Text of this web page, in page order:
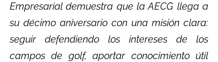
Empresarial demuestra que la AECG llega a
su décimo aniversario con una misión clara:
seguir defendiendo los intereses de los
campos de golf, aportar conocimiento útil